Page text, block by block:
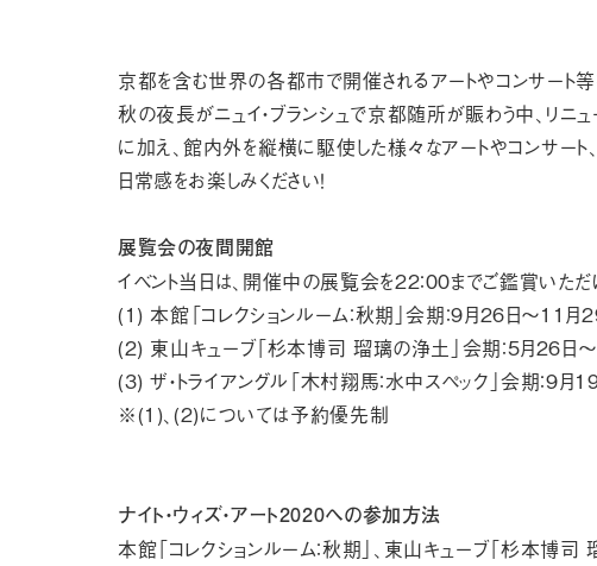
京都を含む世界の各都市で開催されるアートやコンサート等
秋の夜長がニュイ・ブランシュで京都随所が賑わう中、リ
に加え、館内外を縦横に駆使した様々なアートやコンサート
日常感をお楽しみください！
展覧会の夜間開館
イベント当日は、開催中の展覧会を22：00までご鑑賞いた
(1) 本館「コレクションルーム：秋期」会期：9月26日〜11
(2) 東山キューブ「杉本博司 瑠璃の浄土」会期：5月26
(3) ザ・トライアングル「木村翔馬：水中スペック」会期：9
※(1)、(2)については予約優先制
ナイト・ウィズ・アート2020への参加方法
本館「コレクションルーム：秋期」、東山キューブ「杉本博